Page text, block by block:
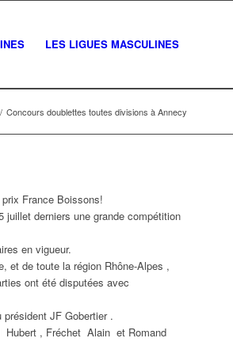
LES LIGUES MASCULINES
/ Concours doublettes toutes divisions à Annecy
Boissons!
juillet derniers une grande compétition
en vigueur.
et de toute la région Rhône-Alpes ,
ont été disputées avec
JF Gobertier .
, Fréchet Alain et Romand